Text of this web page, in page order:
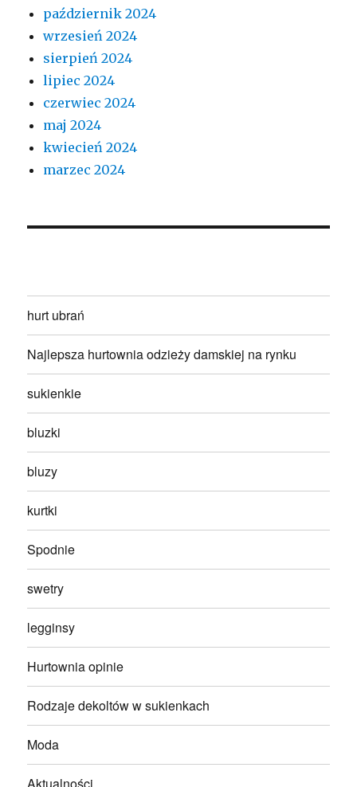
październik 2024
wrzesień 2024
sierpień 2024
lipiec 2024
czerwiec 2024
maj 2024
kwiecień 2024
marzec 2024
hurt ubrań
Najlepsza hurtownia odzieży damskiej na rynku
sukienkie
bluzki
bluzy
kurtki
Spodnie
swetry
legginsy
Hurtownia opinie
Rodzaje dekoltów w sukienkach
Moda